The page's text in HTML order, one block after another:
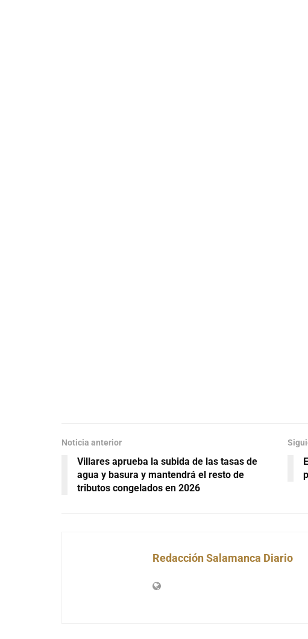
Noticia anterior
Villares aprueba la subida de las tasas de
agua y basura y mantendrá el resto de
tributos congelados en 2026
Redacción Salamanca Diario